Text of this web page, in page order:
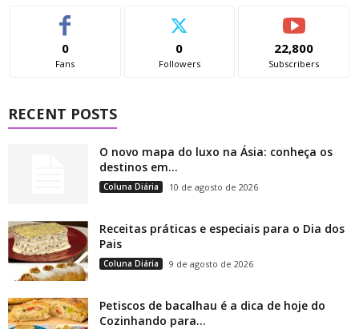
0
Fans
0
Followers
22,800
Subscribers
RECENT POSTS
O novo mapa do luxo na Ásia: conheça os
destinos em...
Coluna Diária 10 de agosto de 2026
Receitas práticas e especiais para o Dia dos
Pais
Coluna Diária 9 de agosto de 2026
Petiscos de bacalhau é a dica de hoje do
Cozinhando para...